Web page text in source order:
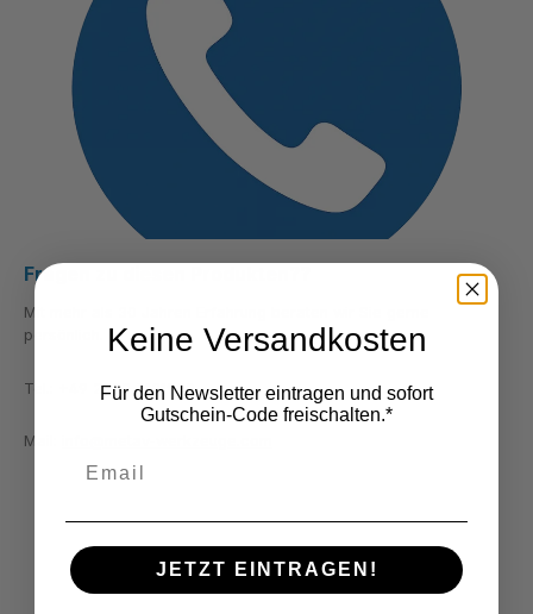
Fragen zu diesen Produkten??
Mit mehr als 30 Jahren Erfahrung beraten wir Sie gerne
persönlich.
Tel.: +49 2822 7131930
Mail:
Keine Versandkosten
Für den Newsletter eintragen und sofort
Gutschein-Code freischalten.*
JETZT EINTRAGEN!